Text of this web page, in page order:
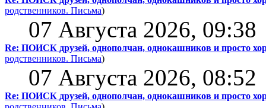
родственников. Письма)
07 Августа 2026, 09:38
Re: ПОИСК друзей, однополчан, однокашников и просто
родственников. Письма)
07 Августа 2026, 08:52
Re: ПОИСК друзей, однополчан, однокашников и просто